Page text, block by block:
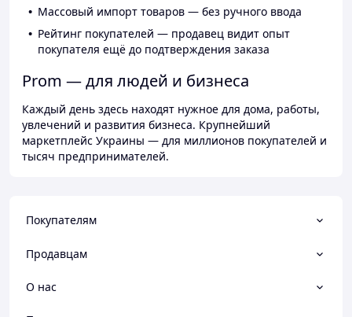
Массовый импорт товаров — без ручного ввода
Рейтинг покупателей — продавец видит опыт
покупателя ещё до подтверждения заказа
Prom — для людей и бизнеса
Каждый день здесь находят нужное для дома, работы,
увлечений и развития бизнеса. Крупнейший
маркетплейс Украины — для миллионов покупателей и
тысяч предпринимателей.
Покупателям
Продавцам
О нас